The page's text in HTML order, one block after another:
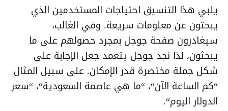
يلبي هذا التنسيق احتياجات المستخدمين الذي
يبحثون عن معلومات سريعة. وفي الغالب،
سيغادرون صفحة جوجل بمجرد حصولهم على ما
يبحثون، لذا نجد جوجل يتعمد جعل الإجابة على
شكل جملة مختصرة قدر الإمكان. على سبيل المثال
“كم الساعة الآن“، “ما هي عاصمة السعودية“، “سعر
الدولار اليوم“.